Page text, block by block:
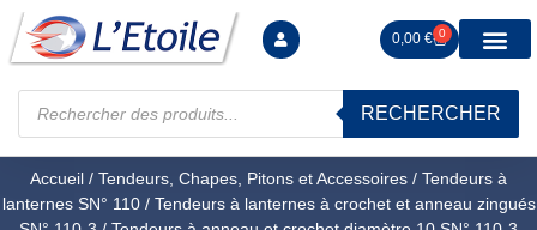
0,00 € 0
RECHERCHER
Accueil / Tendeurs, Chapes, Pitons et Accessoires / Tendeurs à
lanternes SN° 110/ Tendeurs à lanternes à crochet et anneau zingués